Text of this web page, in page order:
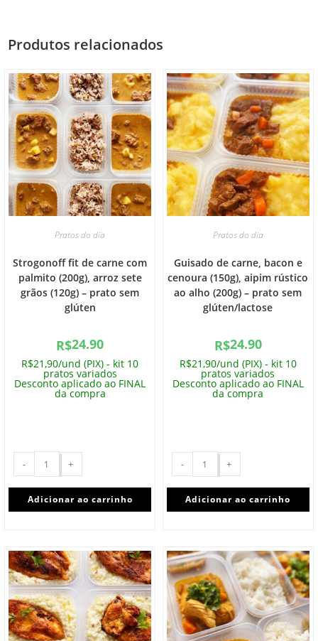
Produtos relacionados
Pratos do dia
Strogonoff fit de carne com
palmito (200g), arroz sete
grãos (120g) – prato sem
glúten
R$24.90
R$21,90/und (PIX) - kit 10
pratos variados
Desconto aplicado ao FINAL
da compra
- +
Adicionar ao carrinho
Pratos do dia
Guisado de carne, bacon e
cenoura (150g), aipim rústico
ao alho (200g) – prato sem
glúten/lactose
R$24.90
R$21,90/und (PIX) - kit 10
pratos variados
Desconto aplicado ao FINAL
da compra
- +
Adicionar ao carrinho